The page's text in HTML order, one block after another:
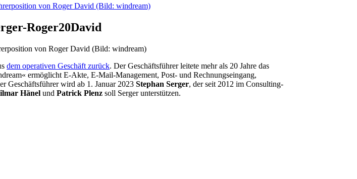
Roger20David
von Roger David (Bild: windream)
dem operativen Geschäft zurück. Der Geschäftsführer leitete mehr als 20 Jahre das
ermöglicht E-Akte, E-Mail-Management, Post- und Rechnungseingang,
Geschäftsführer wird ab 1. Januar 2023Stephan Serger, der seit 2012 im Consulting-
Hänel undPatrick Plenz soll Serger unterstützen.